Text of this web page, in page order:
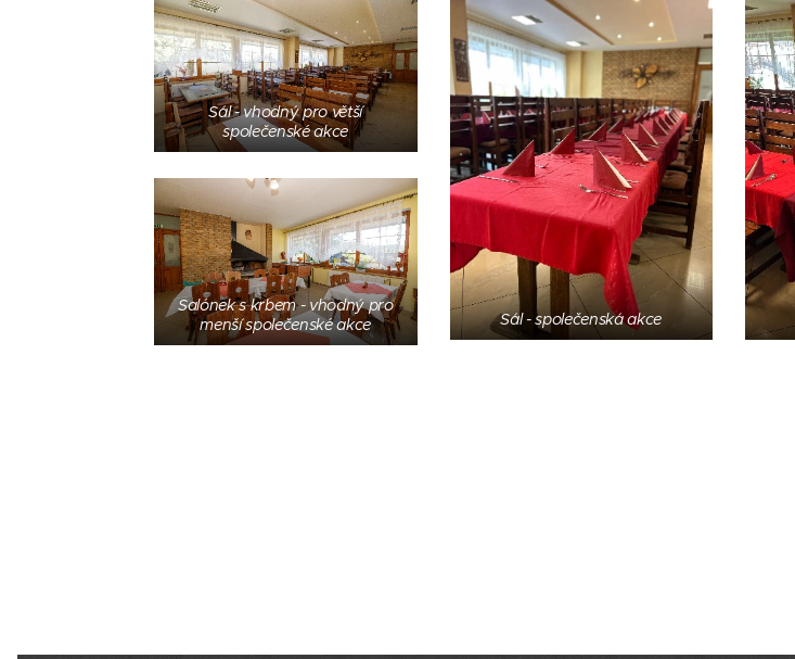
Sál - vhodný pro větší
společenské akce
Sál - společenská akce
Salónek s krbem - vhodný pro
menší společenské akce